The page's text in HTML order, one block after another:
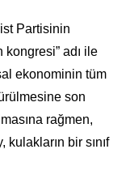
Partisinin
kongresi” adı ile
ekonominin tüm
son
rağmen,
kulakların bir sınıf